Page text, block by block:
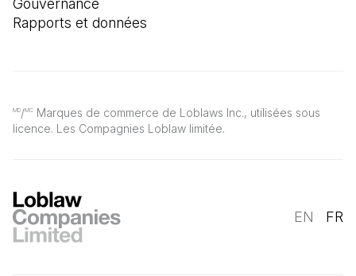
MD/MC Marques de commerce de Loblaws Inc., utilisées sous
licence. Les Compagnies Loblaw limitée.
Gouvernance
Rapports et données
EN FR